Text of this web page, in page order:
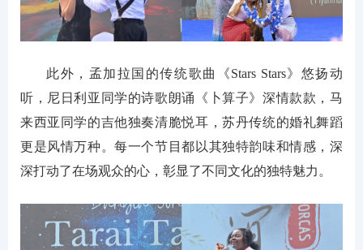
此外，孟加拉国的传统歌曲《Stars Stars》悠扬动
听，尼日利亚同学的诗歌朗诵《卜算子》深情款款，马
来西亚同学的吉他独奏清脆悦耳，苏丹传统的婚礼舞蹈
更是风情万种。每一个节目都以其独特韵味和情感，深
深打动了在场观众的心，彰显了不同文化的独特魅力。